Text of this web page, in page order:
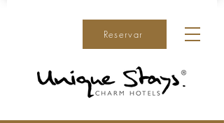
Reservar